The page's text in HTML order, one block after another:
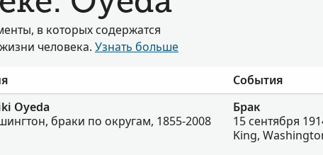
в которых содержатся
человека. Узнать больше
События
Oyeda
браки по округам, 1855-2008
Брак
15 сентября
King,